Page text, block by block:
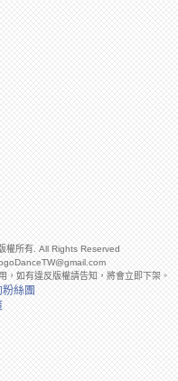
權所有. All Rights Reserved
如有違反版權請告知，將會立即下架。
絲團